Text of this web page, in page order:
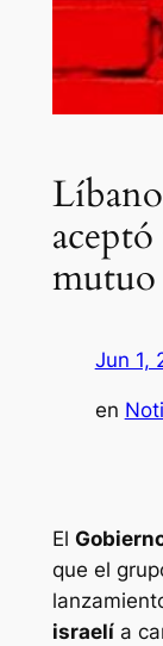
mutuo
Jun 1,
en
El
que el
israelía